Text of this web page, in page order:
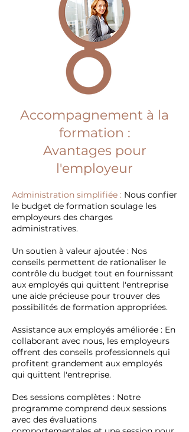
Accompagnement à la
formation :
Avantages pour
l'employeur
Administration simplifiée : Nous confier
le budget de formation soulage les
employeurs des charges
administratives.
Un soutien à valeur ajoutée : Nos
conseils permettent de rationaliser le
contrôle du budget tout en fournissant
aux employés qui quittent l'entreprise
une aide précieuse pour trouver des
possibilités de formation appropriées.
Assistance aux employés améliorée : En
collaborant avec nous, les employeurs
offrent des conseils professionnels qui
profitent grandement aux employés
qui quittent l'entreprise.
Des sessions complètes : Notre
programme comprend deux sessions
avec des évaluations